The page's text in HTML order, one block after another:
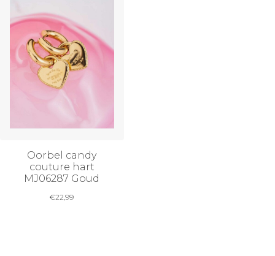
Oorbel candy
couture hart
MJ06287 Goud
€22,99